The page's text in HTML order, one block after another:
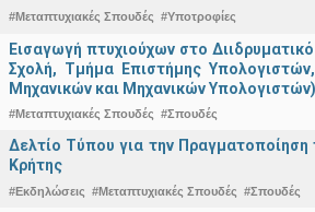
#Μεταπτυχιακές Σπουδές #Υποτροφίες
Εισαγωγή πτυχιούχων στο
Σχολή, Τμήμα Επιστήμης
Μηχανικών και Μηχανικών
#Μεταπτυχιακές Σπουδές #Σπουδές
Δελτίο Τύπου για την
Κρήτης
#Εκδηλώσεις #Μεταπτυχιακές Σπουδές #Σπουδές